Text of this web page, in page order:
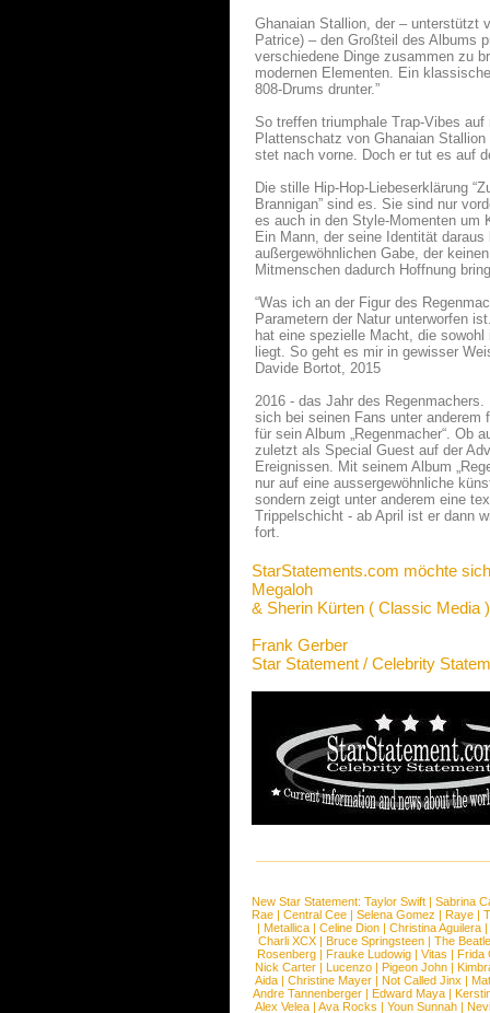
Ghanaian Stallion, der – unterstützt
Patrice) – den Großteil des Albums
verschiedene Dinge zusammen zu
modernen Elementen. Ein
808-Drums drunter.”
So treffen triumphale Trap-Vibes
Plattenschatz von Ghanaian
stet nach vorne. Doch er tut es auf
Die stille Hip-Hop-Liebeserklärung
Brannigan” sind es. Sie sind nur
es auch in den Style-Momenten um
Ein Mann, der seine Identität
außergewöhnlichen Gabe, der
Mitmenschen dadurch Hoffnung
“Was ich an der Figur des
Parametern der Natur unterworfen
hat eine spezielle Macht, die
liegt. So geht es mir in gewisser
Davide Bortot, 2015
2016 - das Jahr des
sich bei seinen Fans unter anderem
für sein Album „Regenmacher“. Ob
zuletzt als Special Guest auf der
Ereignissen. Mit seinem Album
nur auf eine aussergewöhnliche
sondern zeigt unter anderem eine
Trippelschicht - ab April ist er dann
fort.
StarStatements.com möchte
Megaloh
& Sherin Kürten ( Classic Media )
Frank Gerber
Star Statement / Celebrity
New Star Statement: Taylor Swift | Sabrina
Rae |Central Cee |Selena Gomez |Raye |
| Metallica | Celine Dion | Christina Aguilera |
Charli XCX |Bruce Springsteen |The
Rosenberg | Frauke Ludowig | Vitas | Frida
Nick Carter | Lucenzo | Pigeon John |
Aida |Christine Mayer |Not Called Jinx |
Andre Tannenberger | Edward Maya |
Alex Velea | Ava Rocks | Youn Sunnah |